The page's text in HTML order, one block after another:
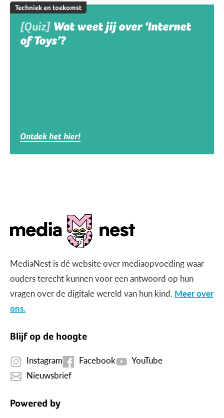
Techniek en toekomst
[Quiz] Wat weet jij over ‘Internet
of Toys’?
Ontdek het hier!
MediaNest is dé website over mediaopvoeding waar
ouders terecht kunnen voor een antwoord op hun
vragen over de digitale wereld van hun kind. Meer over
ons.
Blijf op de hoogte
Instagram Facebook
YouTube
Nieuwsbrief
Powered by